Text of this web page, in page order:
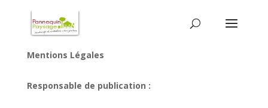
Mentions Légales
Responsable de publication :